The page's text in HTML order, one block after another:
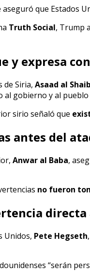
aseguró que Estados
Truth Social, Trump
y expresa
de Siria, Asaad al
al gobierno y al
sirio señaló que
antes del
Anwar al Baba,
no fueron
directa
Unidos, Pete Hegseth
“serán